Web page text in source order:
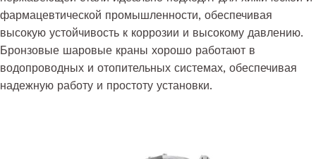
фармацевтической промышленности, обеспечивая
высокую устойчивость к коррозии и высокому давлению.
Бронзовые шаровые краны хорошо работают в
водопроводных и отопительных системах, обеспечивая
надежную работу и простоту установки.